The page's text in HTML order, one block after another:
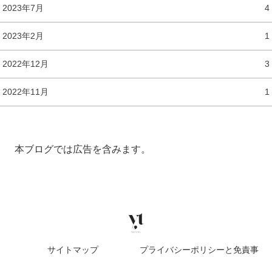
2023年7月 4
2023年2月 1
2022年12月 3
2022年11月 1
本ブログでは広告を含みます。
サイトマップ プライバシーポリシーと免責事